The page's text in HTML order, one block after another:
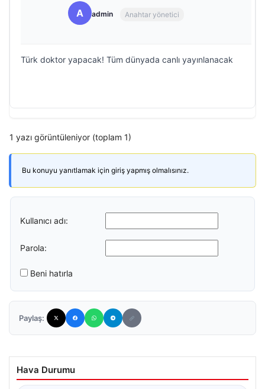
A admin Anahtar yönetici
Türk doktor yapacak! Tüm dünyada canlı yayınlanacak
1 yazı görüntüleniyor (toplam 1)
Bu konuyu yanıtlamak için giriş yapmış olmalısınız.
Kullanıcı adı:
Parola:
Beni hatırla
Paylaş:
Hava Durumu